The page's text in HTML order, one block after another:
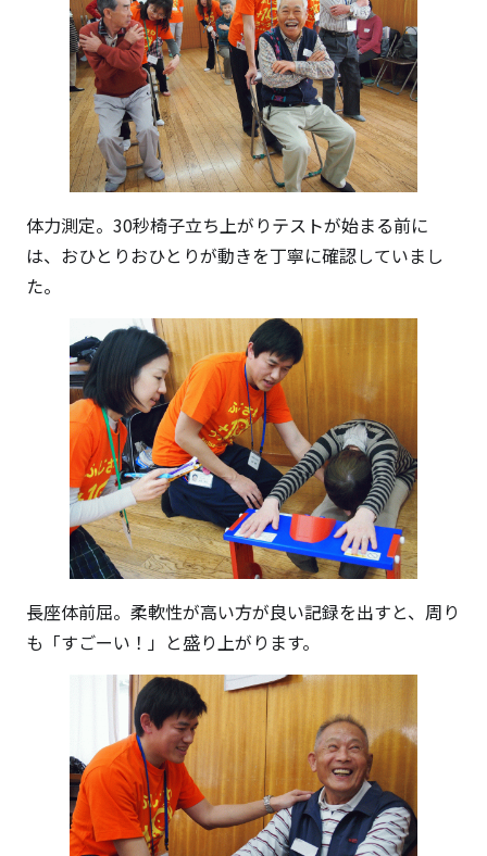
体力測定。30秒椅子立ち上がりテストが始まる前に
は、おひとりおひとりが動きを丁寧に確認していまし
た。
長座体前屈。柔軟性が高い方が良い記録を出すと、周り
も「すごーい！」と盛り上がります。